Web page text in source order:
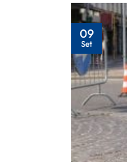
09
Set